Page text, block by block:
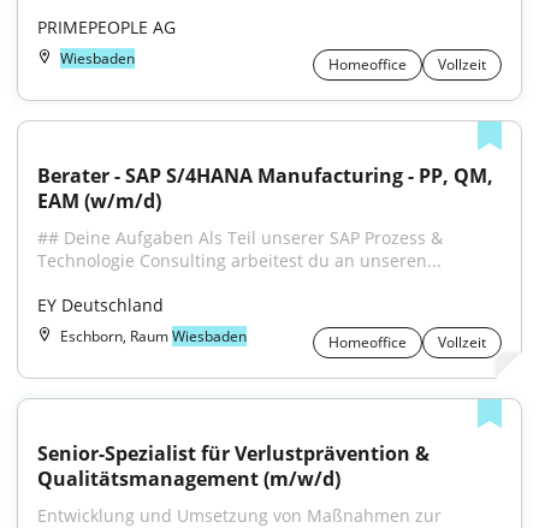
PRIMEPEOPLE AG
Wiesbaden Homeoffice Vollzeit
Berater - SAP S/4HANA Manufacturing - PP, QM,
EAM (w/m/d)
## Deine Aufgaben Als Teil unserer SAP Prozess &
Technologie Consulting arbeitest du an unseren...
EY Deutschland
Eschborn, RaumWiesbaden Homeoffice Vollzeit
Senior-Spezialist für Verlustprävention &
Qualitätsmanagement (m/w/d)
Entwicklung und Umsetzung von Maßnahmen zur